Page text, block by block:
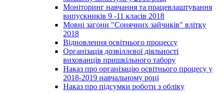
Моніторинг навчання та працевлаштування
випускників 9 -11 класів 2018
Мовні загони "Сонячних зайчиків" влітку
2018
Відновлення освітнього процессу
Організація дозвіллєвої діяльності
вихованців пришкільного табору
Наказ про організацію освітнього процесу у
2018-2019 навчальному році
Наказ про підсумки роботи з обліку